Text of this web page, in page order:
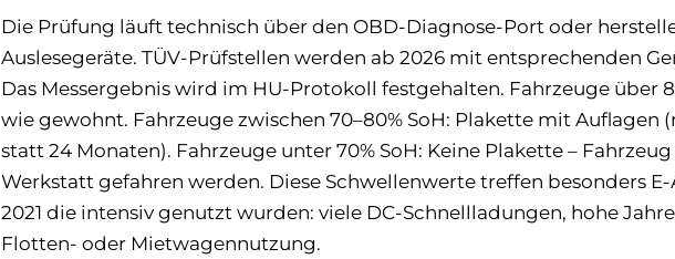
Die Prüfung läuft technisch über den OBD-Diagnose-Port oder
Auslesegeräte. TÜV-Prüfstellen werden ab 2026 mit entsprechenden
Das Messergebnis wird im HU-Protokoll festgehalten. Fahrzeuge über
wie gewohnt. Fahrzeuge zwischen 70–80% SoH: Plakette mit Auflagen
statt 24 Monaten). Fahrzeuge unter 70% SoH: Keine Plakette –
Werkstatt gefahren werden. Diese Schwellenwerte treffen besonders E-
2021 die intensiv genutzt wurden: viele DC-Schnellladungen, hohe
Flotten- oder Mietwagennutzung.